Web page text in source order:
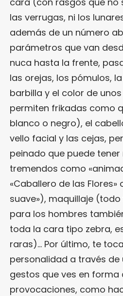
las verrugas, ni los
además de un número
parámetros que van
nuca hasta la frente,
las orejas, los pómulos,
barbilla y el color de
permiten frikadas como
blanco o negro), el
vello facial y las cejas,
peinado que puede
tremendos como
«Caballero de las Flores»
suave»), maquillaje
para los hombres
toda la cara tipo zebra,
raras)… Por último, te
personalidad a través de
gestos que ves en forma
provocaciones, como